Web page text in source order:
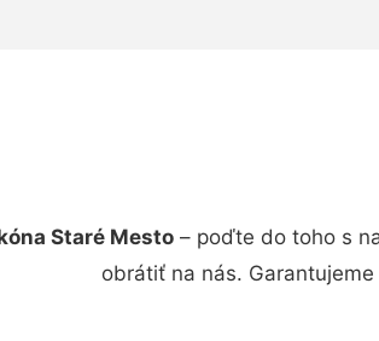
Staré Mesto– poďte do toho s
obrátiť na nás.